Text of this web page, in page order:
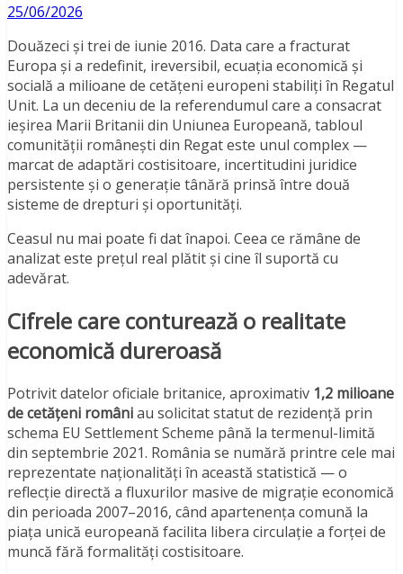
25/06/2026
Douăzeci și trei de iunie 2016. Data care a fracturat
Europa și a redefinit, ireversibil, ecuația economică și
socială a milioane de cetățeni europeni stabiliți în Regatul
Unit. La un deceniu de la referendumul care a consacrat
ieșirea Marii Britanii din Uniunea Europeană, tabloul
comunității românești din Regat este unul complex —
marcat de adaptări costisitoare, incertitudini juridice
persistente și o generație tânără prinsă între două
sisteme de drepturi și oportunități.
Ceasul nu mai poate fi dat înapoi. Ceea ce rămâne de
analizat este prețul real plătit și cine îl suportă cu
adevărat.
Cifrele care conturează o realitate
economică dureroasă
Potrivit datelor oficiale britanice, aproximativ 1,2 milioane
de cetățeni româniau solicitat statut de rezidență prin
schema EU Settlement Scheme până la termenul-limită
din septembrie 2021. România se numără printre cele mai
reprezentate naționalități în această statistică — o
reflecție directă a fluxurilor masive de migrație economică
din perioada 2007–2016, când apartenența comună la
piața unică europeană facilita libera circulație a forței de
muncă fără formalități costisitoare.